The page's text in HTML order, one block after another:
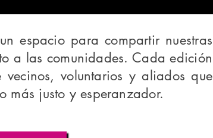
espacio para compartir nuestras
a las comunidades. Cada edición
voluntarios y aliados que
más justo y esperanzador.